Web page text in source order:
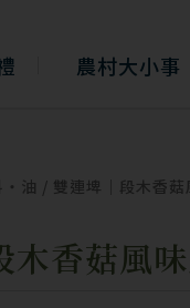
農村大小事
油 / 雙連埤｜段木香
木香菇風